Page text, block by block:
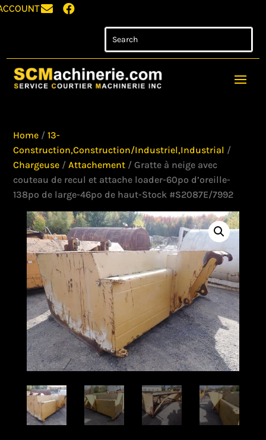
 
Home /13-
Construction,Construction/Industriel,Industrial /
Chargeuse /Attachement / Gratte à neige avec
couteau de recul et attache loader-60po d’oreille-
138po de large-46po de haut-Stock #S2087E/7992